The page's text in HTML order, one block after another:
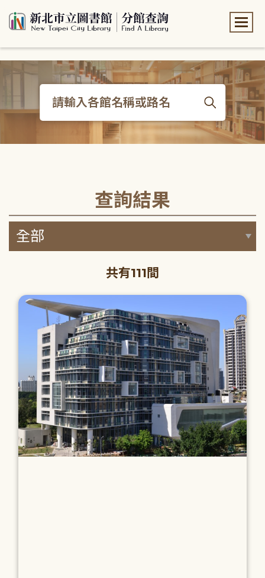
查詢結果
共有111間